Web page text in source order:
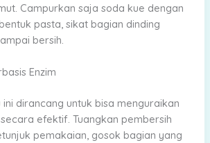
Campurkan saja soda kue dengan
pasta, sikat bagian dinding
bersih.
Enzim
ini dirancang untuk bisa menguraikan
efektif. Tuangkan pembersih
pemakaian, gosok bagian yang